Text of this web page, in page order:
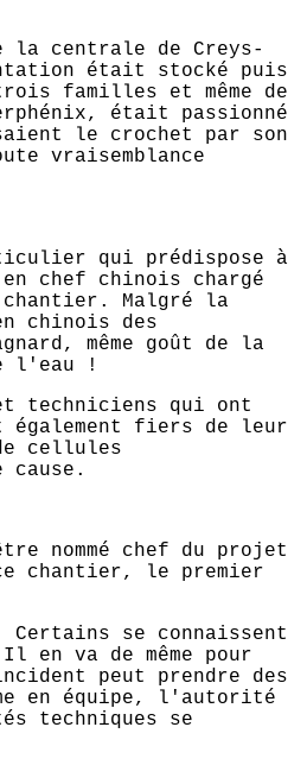
centrale de Creys-
était stocké puis
familles et même de
était passionné
le crochet par son
vraisemblance
qui prédispose à
chef chinois chargé
chantier. Malgré la
chinois des
même goût de la
l'eau !
techniciens qui ont
également fiers de leur
cellules
cause.
nommé chef du projet
chantier, le premier
Certains se connaissent
va de même pour
peut prendre des
en équipe, l'autorité
techniques se